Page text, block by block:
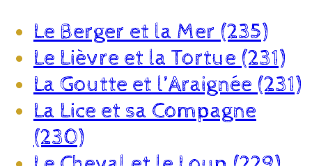
Le Berger et la Mer (235)
Le Lièvre et la Tortue (231)
La Goutte et l’Araignée (231)
La Lice et sa Compagne
(230)